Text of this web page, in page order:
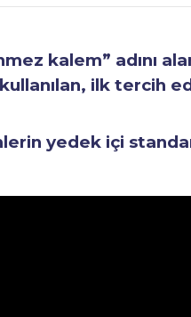
kalem” adını
ilk tercih
yedek içi